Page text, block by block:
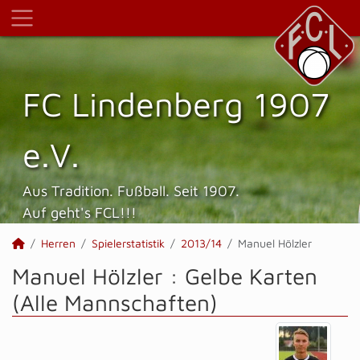
FC Lindenberg 1907
e.V.
Aus Tradition. Fußball. Seit 1907.
Auf geht's FCL!!!
Herren Spielerstatistik 2013/14 Manuel Hölzler
Manuel Hölzler : Gelbe Karten
(Alle Mannschaften)